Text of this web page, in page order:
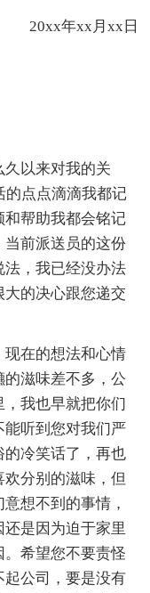
20xx年xx月xx日
以来对我的关
的点点滴滴我都记
帮助我都会铭记
前派送员的这份
，我已经没办法
的决心跟您递交
在的想法和心情
滋味差不多，公
我也早就把你们
能听到您对我们严
冷笑话了，再也
分别的滋味，但
想不到的事情，
是因为迫于家里
希望您不要责怪
公司，要是没有